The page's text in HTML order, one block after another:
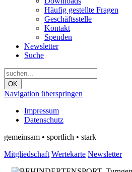
Häufig gestellte Fragen
Geschäftsstelle
Kontakt
Spenden
Newsletter
Suche
OK
Navigation überspringen
Impressum
Datenschutz
gemeinsam • sportlich • stark
Mitgliedschaft Wertekarte Newsletter